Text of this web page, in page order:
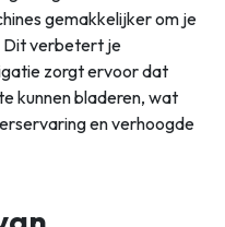
gemakkelijker om je
Dit verbetert je
zorgt ervoor dat
kunnen bladeren, wat
en verhoogde